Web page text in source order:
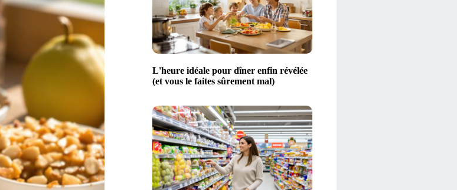
L'heure idéale pour dîner enfin révélée
(et vous le faites sûrement mal)